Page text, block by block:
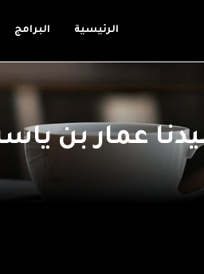
الرئيسية البرامج
عمار بن